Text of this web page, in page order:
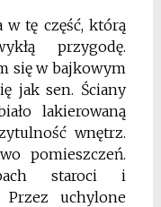
w tę część, którą
przygo­dę.
się w bajkowym
jak sen. Ściany
lakierowaną
wnętrz.
pomieszczeń.
staroci i
Przez uchylone